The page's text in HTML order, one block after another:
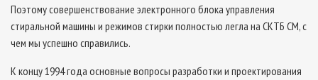
Поэтому совершенствование электронного блока управления
стиральной машины и режимов стирки полностью легла на СКТБ СМ, с
чем мы успешно справились.
К концу 1994 года основные вопросы разработки и проектирования